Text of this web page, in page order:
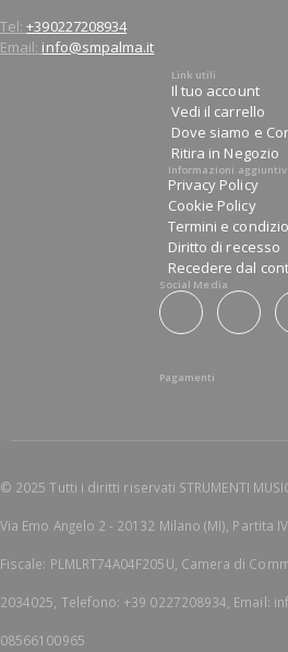
Tel:+390227208934
Email: info@smpalma.it
Link utili
Il tuo account
Vedi il carrello
Dove siamo e
Ritira in Negozio
Informazioni
Privacy Policy
Cookie Policy
Termini e
Diritto di recesso
Recedere dal
Social Media
Pagamenti
© 2025 Tutti i diritti riservati STRUMENTI
Via Emo Angelo 2 - 20132 Milano (MI), Partita
Fiscale: PLMLRT74A04F205U, Camera di
2034025, Telefono: +39 0227208934, Email:
08566100965